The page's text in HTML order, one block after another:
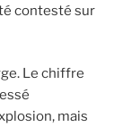
contesté sur
Le chiffre
mais